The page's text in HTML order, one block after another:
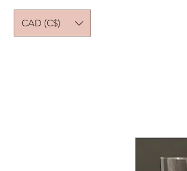
CAD (C$)